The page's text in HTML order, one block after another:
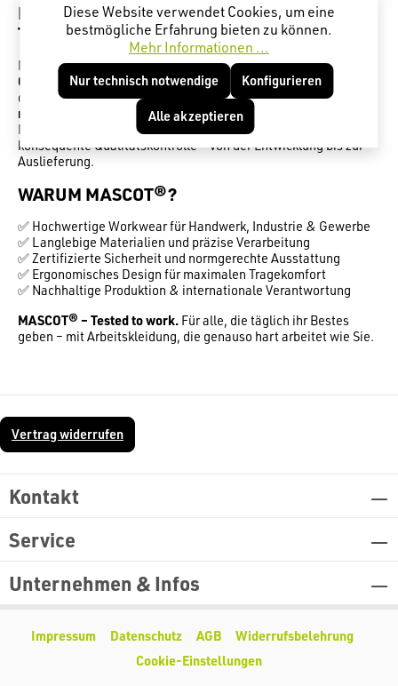
NACHHALTIGKEIT & VERANTWORTUNG –
TYPISCH MASCOT®
MASCOT® setzt aufnachhaltige Produktion,zertifizierte
Qualität
undsoziale Verantwortung
. Viele Produkte sind mit
dem
OEKO-TEX® Standard 100
ausgezeichnet oder aus
recycelten Materialien gefertigt. Zusätzlich gewährleistet
MASCOT® durch eigene Produktionen und Testzentren eine
konsequente Qualitätskontrolle – von der Entwicklung bis zur
Auslieferung.
WARUM MASCOT®?
✅ Hochwertige Workwear für Handwerk, Industrie & Gewerbe
✅ Langlebige Materialien und präzise Verarbeitung
✅ Zertifizierte Sicherheit und normgerechte Ausstattung
✅ Ergonomisches Design für maximalen Tragekomfort
✅ Nachhaltige Produktion & internationale Verantwortung
MASCOT® – Tested to work. Für alle, die täglich ihr Bestes
geben – mit Arbeitskleidung, die genauso hart arbeitet wie Sie.
Vertrag widerrufen
Kontakt
Service
Unternehmen & Infos
Impressum Datenschutz AGB
Widerrufsbelehrung
Cookie-Einstellungen
Diese Website verwendet Cookies, um eine
bestmögliche Erfahrung bieten zu können.
Mehr Informationen ...
Nur technisch notwendige Konfigurieren
Alle akzeptieren